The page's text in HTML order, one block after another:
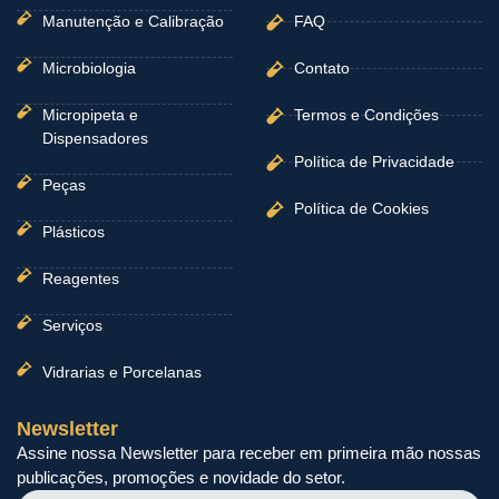
Manutenção e Calibração
Microbiologia
Micropipeta e
Dispensadores
Peças
Plásticos
Reagentes
Serviços
Vidrarias e Porcelanas
FAQ
Contato
Termos e Condições
Política de Privacidade
Política de Cookies
Newsletter
Assine nossa Newsletter para receber em primeira mão nossas
publicações, promoções e novidade do setor.